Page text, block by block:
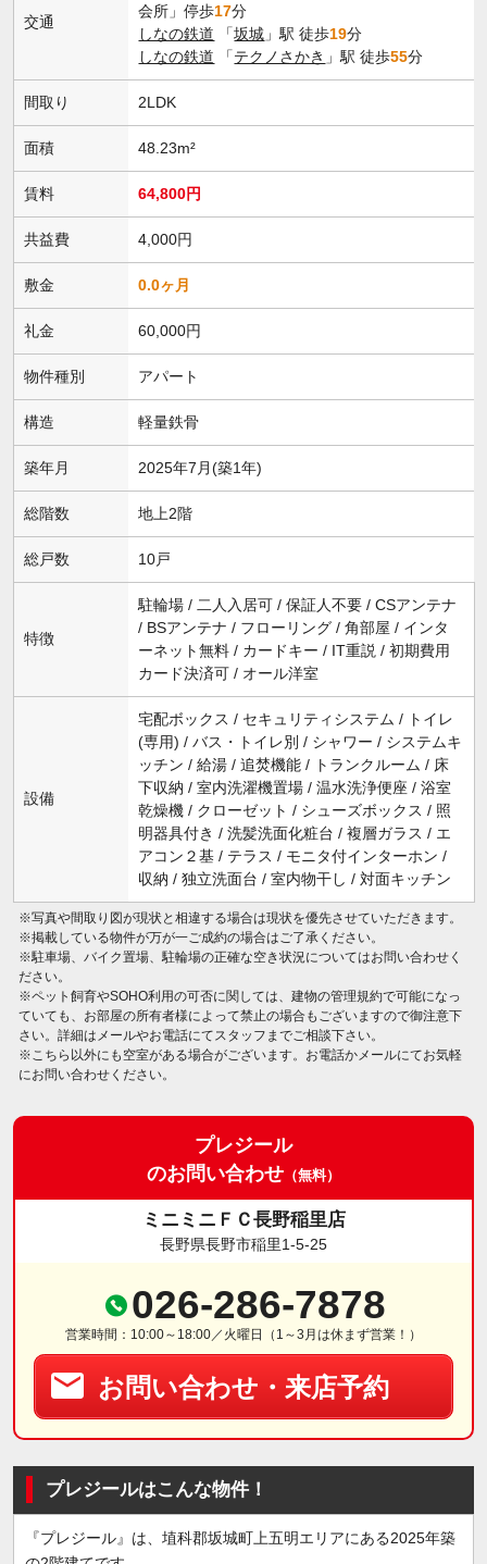
交通
会所」停歩17分
しなの鉄道 「坂城 」駅 徒歩19分
しなの鉄道 「テクノさかき 」駅 徒歩55分
間取り 2LDK
面積 48.23m²
賃料 64,800円
共益費 4,000円
敷金 0.0ヶ月
礼金 60,000円
物件種別 アパート
構造 軽量鉄骨
築年月 2025年7月(築1年)
総階数 地上2階
総戸数 10戸
特徴
駐輪場 / 二人入居可 / 保証人不要 / CSアンテナ
/ BSアンテナ / フローリング / 角部屋 / インタ
ーネット無料 / カードキー / IT重説 / 初期費用
カード決済可 / オール洋室
設備
宅配ボックス / セキュリティシステム / トイレ
(専用) / バス・トイレ別 / シャワー / システムキ
ッチン / 給湯 / 追焚機能 / トランクルーム / 床
下収納 / 室内洗濯機置場 / 温水洗浄便座 / 浴室
乾燥機 / クローゼット / シューズボックス / 照
明器具付き / 洗髪洗面化粧台 / 複層ガラス / エ
アコン２基 / テラス / モニタ付インターホン /
収納 / 独立洗面台 / 室内物干し / 対面キッチン
※写真や間取り図が現状と相違する場合は現状を優先させていただきます。
※掲載している物件が万が一ご成約の場合はご了承ください。
※駐車場、バイク置場、駐輪場の正確な空き状況についてはお問い合わせく
ださい。
※ペット飼育やSOHO利用の可否に関しては、建物の管理規約で可能になっ
ていても、お部屋の所有者様によって禁止の場合もございますので御注意下
さい。詳細はメールやお電話にてスタッフまでご相談下さい。
※こちら以外にも空室がある場合がございます。お電話かメールにてお気軽
にお問い合わせください。
プレジール
のお問い合わせ （無料）
ミニミニＦＣ長野稲里店
長野県長野市稲里1-5-25
026-286-7878
営業時間：10:00～18:00／火曜日（1～3月は休まず営業！）
お問い合わせ・来店予約
プレジールはこんな物件！
『プレジール』は、埴科郡坂城町上五明エリアにある2025年築